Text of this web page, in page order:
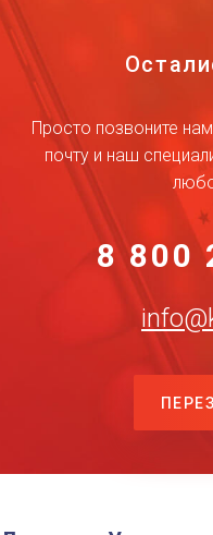
Просто позвоните
почту и наш
8 800